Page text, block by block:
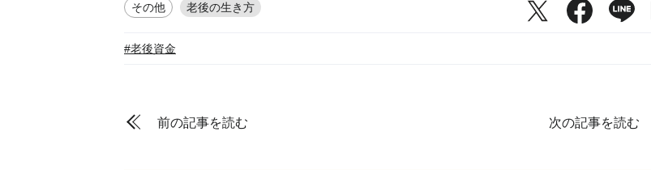
その他 老後の生き方
#老後資金
前の記事を読む 次の記事を読む